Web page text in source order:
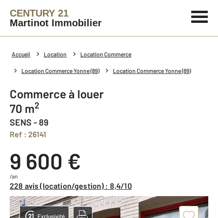
CENTURY 21
Martinot Immobilier
Accueil Location Location Commerce
Location Commerce Yonne (89) Location Commerce Yonne (89)
Commerce à louer
70 m2
SENS - 89
Ref : 26141
9 600 €
/an
228 avis (location/gestion) : 8,4/10
Exclusivité